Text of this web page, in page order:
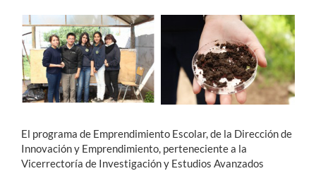
Académicos
Funcionarios
Alumni
English
El programa de Emprendimiento Escolar, de la Dirección de
Innovación y Emprendimiento, perteneciente a la
Vicerrectoría de Investigación y Estudios Avanzados